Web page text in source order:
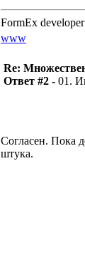
FormEx developer
www
Re:
Ответ #2 - 01.
Согласен. Пока
штука.